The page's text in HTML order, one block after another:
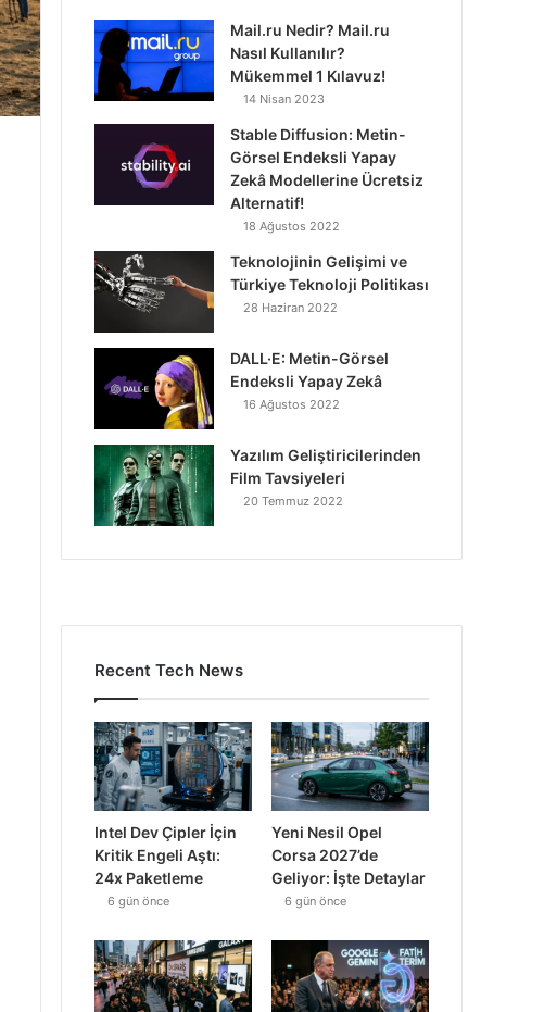
Mail.ru Nedir? Mail.ru
Nasıl Kullanılır?
Mükemmel 1 Kılavuz!
14 Nisan 2023
Stable Diffusion: Metin-
Görsel Endeksli Yapay
Zekâ Modellerine Ücretsiz
Alternatif!
18 Ağustos 2022
Teknolojinin Gelişimi ve
Türkiye Teknoloji Politikası
28 Haziran 2022
DALL·E: Metin-Görsel
Endeksli Yapay Zekâ
16 Ağustos 2022
Yazılım Geliştiricilerinden
Film Tavsiyeleri
20 Temmuz 2022
Recent Tech News
Intel Dev Çipler İçin
Kritik Engeli Aştı:
24x Paketleme
6 gün önce
Yeni Nesil Opel
Corsa 2027’de
Geliyor: İşte Detaylar
6 gün önce